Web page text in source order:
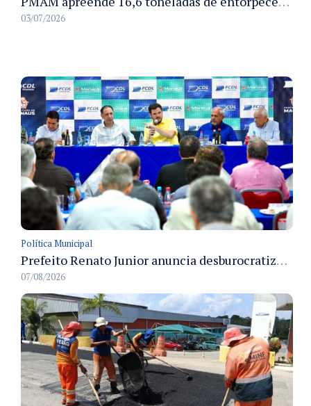
03/07/2026
Política Municipal
Prefeito Renato Junior anuncia desburocratização e revitalização do centro de Manaus em reunião com empresários
07/08/2026